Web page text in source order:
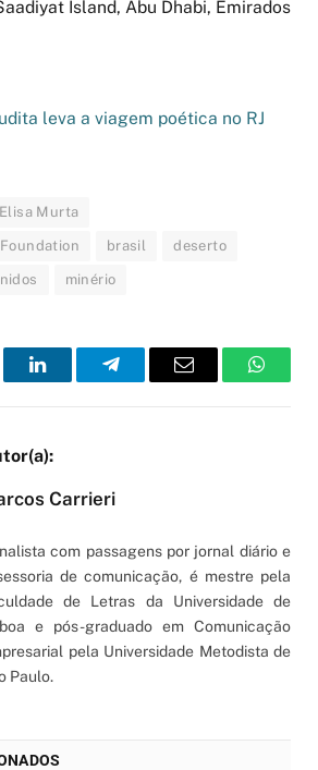
Island, Abu Dhabi, Emirados
leva a viagem poética no RJ
Murta
brasil deserto
minério
LinkedInTelegramEmail
Carrieri
com passagens por jornal diário e
de comunicação, é mestre pela
de Letras da Universidade de
e pós-graduado em Comunicação
pela Universidade Metodista de
Paulo.